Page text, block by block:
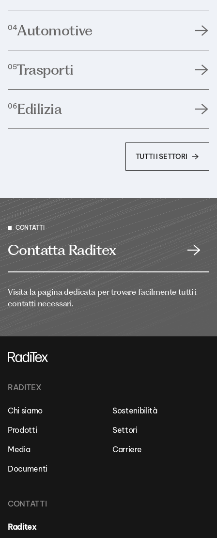
04Automotive
05Trasporti
06Edilizia
TUTTI I SETTORI
CONTATTI
Contatta Raditex
Visita la pagina dedicata per trovare facilmente tutti i
contatti necessari.
RADITEX
Chi siamo
Sostenibilità
Prodotti
Settori
Media
Carriere
Documenti
CONTATTI
Raditex